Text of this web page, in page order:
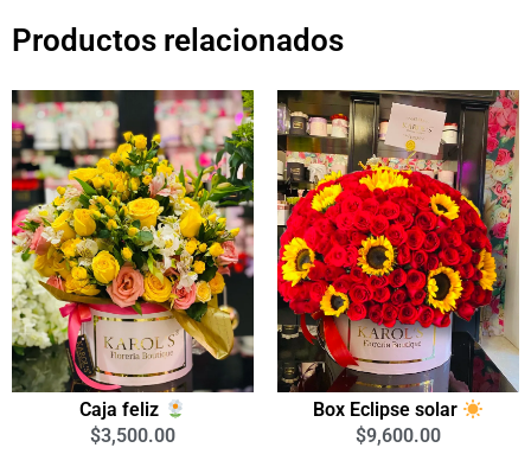
Productos relacionados
Caja feliz
$3,500.00
Box Eclipse solar
$9,600.00